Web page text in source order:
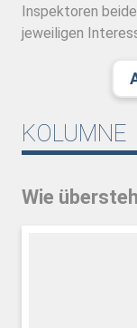
Inspektoren
jeweiligen
KOLUMNE
Wie